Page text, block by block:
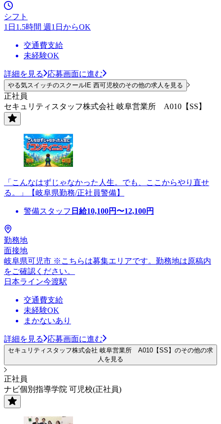
シフト
1日1.5時間 週1日からOK
交通費支給
未経験OK
詳細を見る 応募画面に進む
やる気スイッチのスクールIE 西可児校のその他の求人を見る
正社員
セキュリティスタッフ株式会社 岐阜営業所 A010【SS】
「こんなはずじゃなかった人生。でも、ここからやり直せ
る。」【岐阜県勤務/正社員警備】
警備スタッフ 日給10,100円〜12,100円
勤務地
面接地
岐阜県可児市 ※こちらは募集エリアです。勤務地は原稿内
をご確認ください。
日本ライン今渡駅
交通費支給
未経験OK
まかないあり
詳細を見る 応募画面に進む
セキュリティスタッフ株式会社 岐阜営業所 A010【SS】のその他の求
人を見る
正社員
ナビ個別指導学院 可児校(正社員)